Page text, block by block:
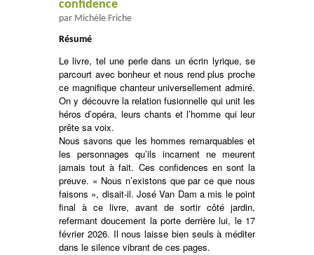
confidence
par Michèle Friche
Résumé
Le livre, tel une perle dans un écrin lyrique, se
parcourt avec bonheur et nous rend plus proche
ce magnifique chanteur universellement admiré.
On y découvre la relation fusionnelle qui unit les
héros d’opéra, leurs chants et l’homme qui leur
prête sa voix.
Nous savons que les hommes remarquables et
les personnages qu’ils incarnent ne meurent
jamais tout à fait. Ces confidences en sont la
preuve. « Nous n’existons que par ce que nous
faisons », disait-il. José Van Dam a mis le point
final à ce livre, avant de sortir côté jardin,
refermant doucement la porte derrière lui, le 17
février 2026. Il nous laisse bien seuls à méditer
dans le silence vibrant de ces pages.